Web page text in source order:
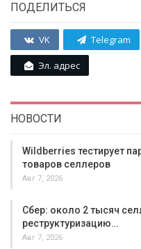
ПОДЕЛИТЬСЯ
VK Telegram
Эл. адрес
НОВОСТИ
Wildberries тестирует
товаров селлеров
Авг 7, 2026
Сбер: около 2 тысяч
реструктуризацию…
Авг 7, 2026